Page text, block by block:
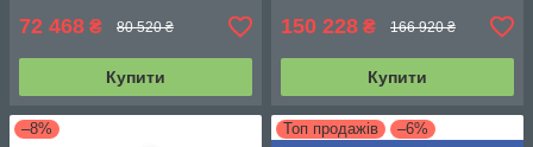
72 468 ₴ 80 520 ₴
Купити
150 228 ₴ 166 920 ₴
Купити
–8% Топ продажів –6%